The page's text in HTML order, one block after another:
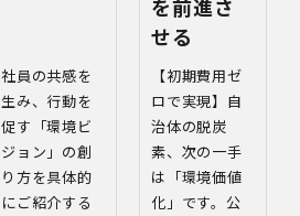
社員の共感を
生み、行動を
促す「環境ビ
ジョン」の創
り方を具体的
にご紹介する
を前進さ
せる
【初期費用ゼ
ロで実現】自
治体の脱炭
素、次の一手
は「環境価値
化」です。公